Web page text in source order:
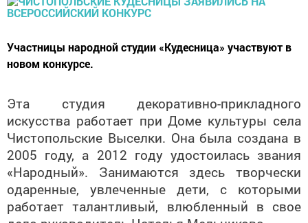
Участницы народной студии «Кудесница» участвуют в
новом конкурсе.
Эта студия декоративно-прикладного
искусства работает при Доме культуры села
Чистопольские Выселки. Она была создана в
2005 году, а 2012 году удостоилась звания
«Народный». Занимаются здесь творчески
одаренные, увлеченные дети, с которыми
работает талантливый, влюбленный в свое